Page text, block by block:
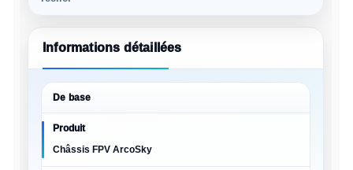
Informations détaillées
De base
Produit
Châssis FPV ArcoSky